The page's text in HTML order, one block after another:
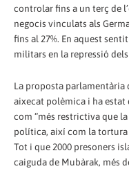
controlar fins a un terç de
negocis vinculats als
fins al 27%. En aquest
militars en la repressió
La proposta
aixecat polèmica i ha estat
com “més restrictiva que
política, així com la tortura
Tot i que 2000 presoners
caiguda de Mubàrak, més